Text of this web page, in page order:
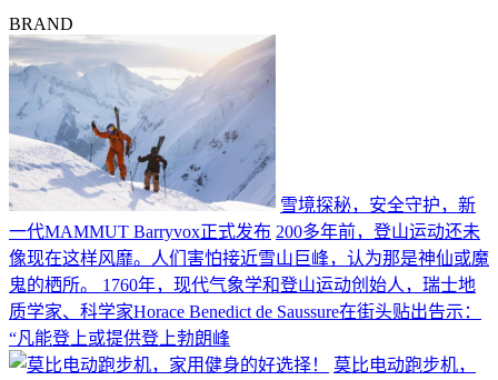
BRAND
雪境探秘，安全守护，新
一代MAMMUT Barryvox正式发布 200多年前，登山运动还未
像现在这样风靡。人们害怕接近雪山巨峰，认为那是神仙或魔
鬼的栖所。 1760年，现代气象学和登山运动创始人，瑞士地
质学家、科学家Horace Benedict de Saussure在街头贴出告示：
“凡能登上或提供登上勃朗峰
莫比电动跑步机，